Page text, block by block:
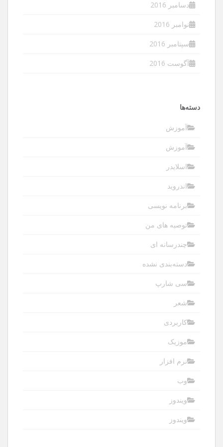
دسامبر 2016
نوامبر 2016
سپتامبر 2016
آگوست 2016
دسته‌ها
آموزش
آموزش
اسلایدر
اندروید
برنامه نویسی
توصیه های من
چندرسانه ای
دسته‌بندی نشده
سی شارپ
شعر
کاربردی
موزیک
نرم افزار
وب
ویندوز
ویندوز